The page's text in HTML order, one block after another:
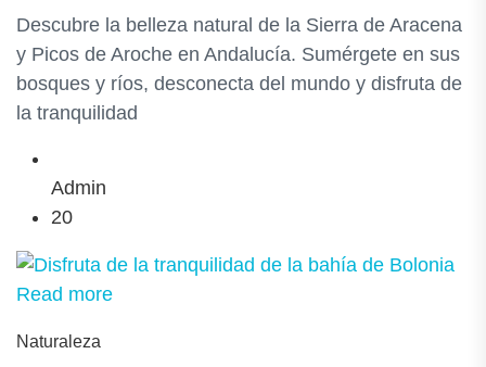
Descubre la belleza natural de la Sierra de Aracena
y Picos de Aroche en Andalucía. Sumérgete en sus
bosques y ríos, desconecta del mundo y disfruta de
la tranquilidad
Admin
20
Read more
Naturaleza